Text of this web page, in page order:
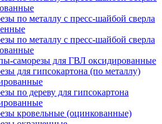
по металлу с пресс-шайбой сверла
по металлу с пресс-шайбой сверла
саморезы для ГВЛ оксидированные
для гипсокартона (по металлу)
по дереву для гипсокартона
кровельные (оцинкованные)